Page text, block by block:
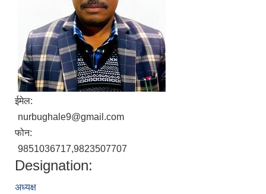
ईमेल:
nurbughale9@gmail.com
फोन:
9851036717,9823507707
Designation:
अध्यक्ष